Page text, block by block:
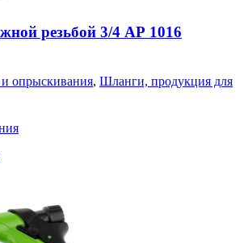
резьбой 3/4 АР 1016
опрыскивания, Шланги, продукция для